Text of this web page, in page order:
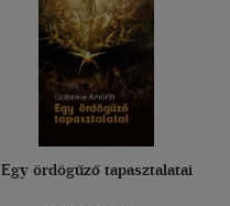
Egy ördögűző tapasztalatai